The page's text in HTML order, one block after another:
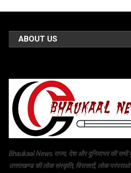
ABOUT US
Bhaukaal News राज्य, देश और दुनियाभर की सभी
उत्तराखण्ड की लोक संस्कृति, विरासतों, लोक